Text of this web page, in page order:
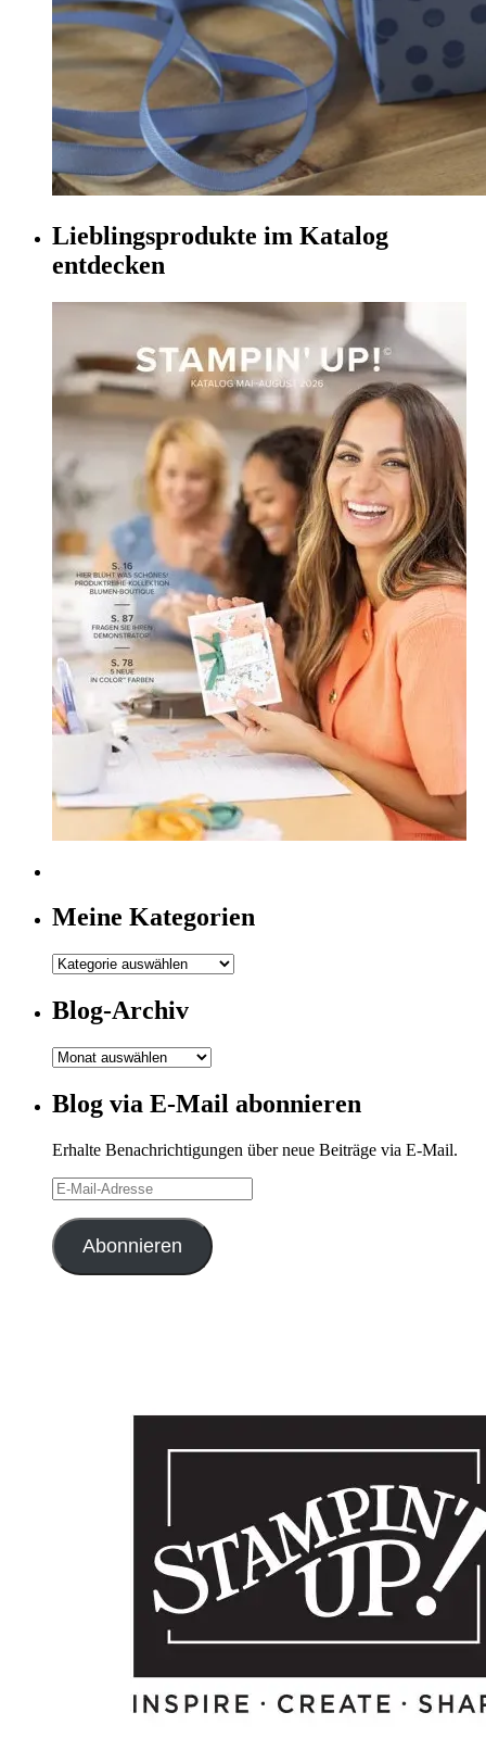
Lieblingsprodukte im Katalog
entdecken
Meine Kategorien
Meine
Blog-Archiv
Blog-
Blog via E-Mail abonnieren
Erhalte Benachrichtigungen über neue Beiträge via E-Mail.
E-
Mail-
Adresse
Abonnieren